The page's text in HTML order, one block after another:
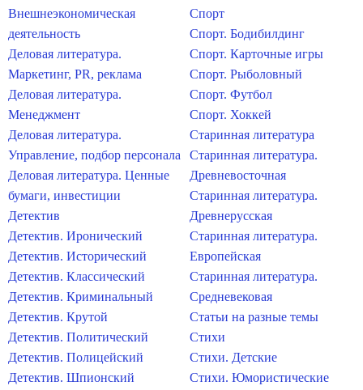
Внешнеэкономическая
деятельность
Деловая литература.
Маркетинг, PR, реклама
Деловая литература.
Менеджмент
Деловая литература.
Управление, подбор персонала
Деловая литература. Ценные
бумаги, инвестиции
Детектив
Детектив. Иронический
Детектив. Исторический
Детектив. Классический
Детектив. Криминальный
Детектив. Крутой
Детектив. Политический
Детектив. Полицейский
Детектив. Шпионский
Спорт
Спорт. Бодибилдинг
Спорт. Карточные игры
Спорт. Рыболовный
Спорт. Футбол
Спорт. Хоккей
Старинная литература
Старинная литература.
Древневосточная
Старинная литература.
Древнерусская
Старинная литература.
Европейская
Старинная литература.
Средневековая
Статьи на разные темы
Стихи
Стихи. Детские
Стихи. Юмористические